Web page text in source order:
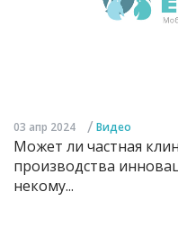
03 апр 2024 / Видео
Может ли частная
производства
некому...